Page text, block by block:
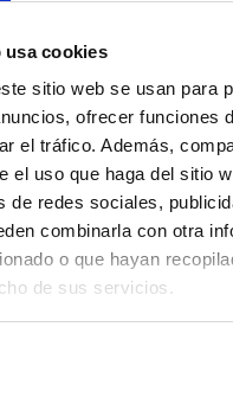
usa cookies
sitio web se usan para
ofrecer funciones
el tráfico. Además,
el uso que haga del sitio
de redes sociales,
combinarla con otra
o que hayan
de sus servicios.
CENTRIFUGA 4
KW